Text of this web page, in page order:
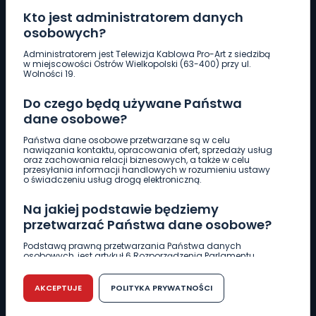
Kto jest administratorem danych
osobowych?
Administratorem jest Telewizja Kablowa Pro-Art z siedzibą
w miejscowości Ostrów Wielkopolski (63-400) przy ul.
Wolności 19.
Do czego będą używane Państwa
dane osobowe?
Państwa dane osobowe przetwarzane są w celu
nawiązania kontaktu, opracowania ofert, sprzedaży usług
oraz zachowania relacji biznesowych, a także w celu
przesyłania informacji handlowych w rozumieniu ustawy
o świadczeniu usług drogą elektroniczną.
Na jakiej podstawie będziemy
przetwarzać Państwa dane osobowe?
Podstawą prawną przetwarzania Państwa danych
osobowych, jest artykuł 6 Rozporządzenia Parlamentu
r. w sprawie ochrony osób fizycznych w związku z
przetwarzaniem danych osobowych w sprawie
swobodnego przepływu takich danych oraz uchylenia
dyrektywy 95/46/WE (RODO).
AKCEPTUJE POLITYKA PRYWATNOŚCI
Pobierz logotyp
661 997 997
REDAKCJA
62 735 22 22redakcja@wlkp24.info
DZIAŁ REKLAMY
62 735 01 85 reklama@wlkp24.info
WIADOMOŚCI
CIEKAWOSTKI